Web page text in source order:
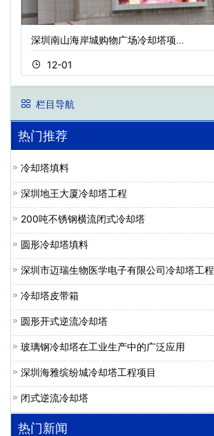
深圳南山海岸城购物广场冷却塔项…
12-01
栏目导航
热门推荐
冷却塔填料
深圳地王大厦冷却塔工程
200吨不锈钢横流闭式冷却塔
圆形冷却塔填料
深圳市迈瑞生物医学电子有限公司冷却塔工程
冷却塔皮带箱
圆形开式逆流冷却塔
玻璃钢冷却塔在工业生产中的广泛应用
深圳海雅缤纷城冷却塔工程项目
闭式逆流冷却塔
热门新闻